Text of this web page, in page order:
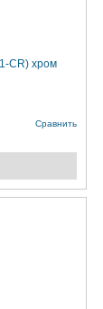
CR) хром
Сравнить